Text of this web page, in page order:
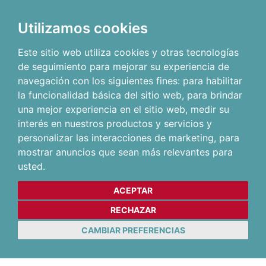
Utilizamos cookies
Este sitio web utiliza cookies y otras tecnologías
de seguimiento para mejorar su experiencia de
navegación con los siguientes fines: para habilitar
la funcionalidad básica del sitio web, para brindar
una mejor experiencia en el sitio web, medir su
interés en nuestros productos y servicios y
personalizar las interacciones de marketing, para
mostrar anuncios que sean más relevantes para
usted.
ACEPTAR
RECHAZAR
CAMBIAR PREFERENCIAS